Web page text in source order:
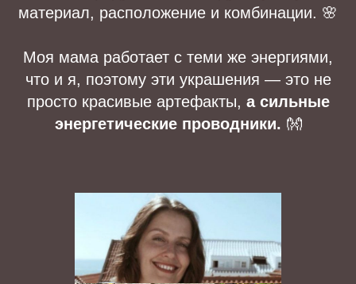
материал, расположение и комбинации. 🌸
Моя мама работает с теми же энергиями,
что и я, поэтому эти украшения — это не
просто красивые артефакты, а сильные
энергетические проводники. 👐